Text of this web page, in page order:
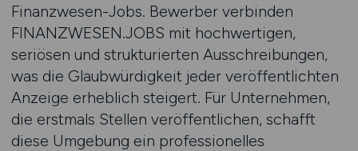
Finanzwesen-Jobs. Bewerber verbinden
FINANZWESEN.JOBS mit hochwertigen,
seriösen und strukturierten Ausschreibungen,
was die Glaubwürdigkeit jeder veröffentlichten
Anzeige erheblich steigert. Für Unternehmen,
die erstmals Stellen veröffentlichen, schafft
diese Umgebung ein professionelles